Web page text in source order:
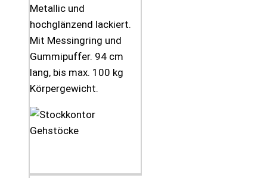
Metallic und
hochglänzend lackiert.
Mit Messingring und
Gummipuffer. 94 cm
lang, bis max. 100 kg
Körpergewicht.